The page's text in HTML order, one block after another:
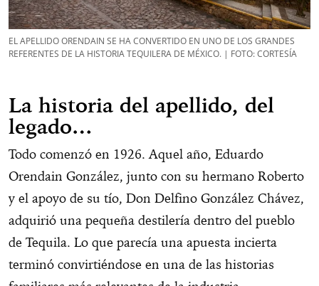
EL APELLIDO ORENDAIN SE HA CONVERTIDO EN UNO DE LOS GRANDES
REFERENTES DE LA HISTORIA TEQUILERA DE MÉXICO. | FOTO: CORTESÍA
La historia del apellido, del
legado…
Todo comenzó en 1926. Aquel año, Eduardo
Orendain González, junto con su hermano Roberto
y el apoyo de su tío, Don Delfino González Chávez,
adquirió una pequeña destilería dentro del pueblo
de Tequila. Lo que parecía una apuesta incierta
terminó convirtiéndose en una de las historias